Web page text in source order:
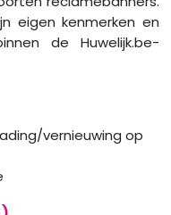
eigen kenmerken en
de Huwelijk.be-
vernieuwing op